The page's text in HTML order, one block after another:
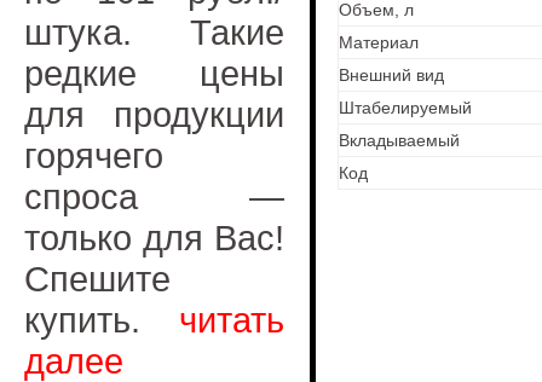
штука. Такие
редкие цены
для продукции
горячего
спроса —
только для Вас!
Спешите
купить. читать
далее
Объем, л
Материал
Внешний вид
Штабелируемый
Вкладываемый
Код